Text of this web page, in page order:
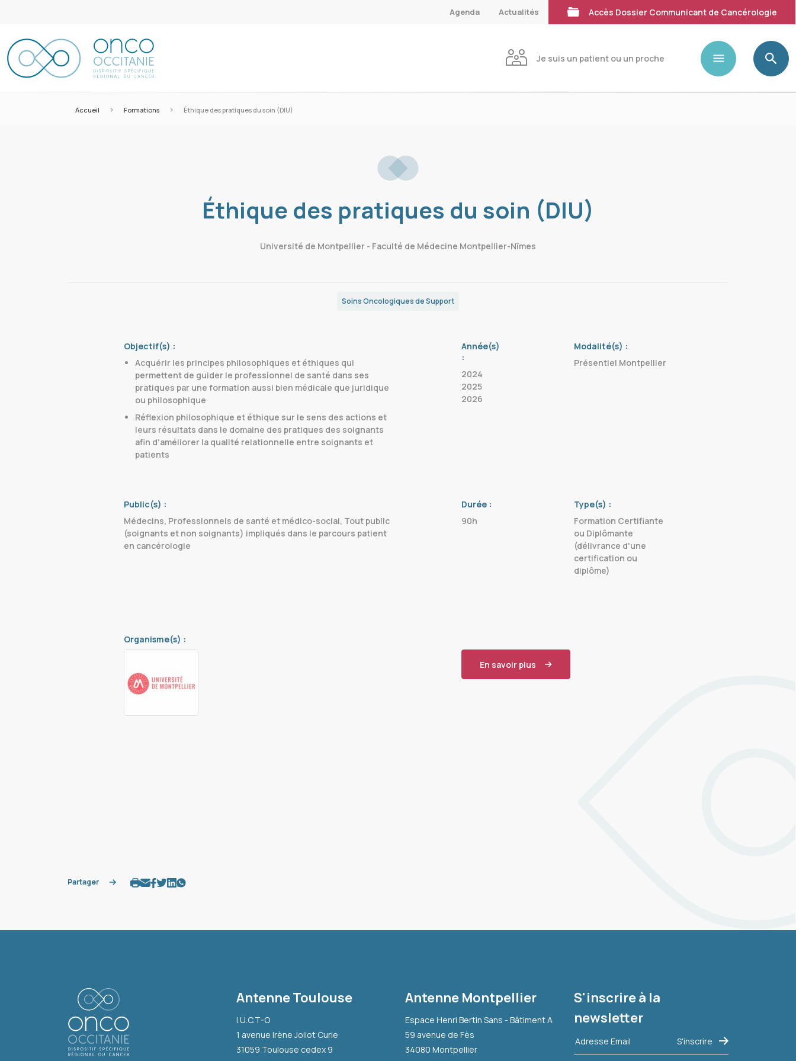
Agenda Actualités Accès Dossier Communicant de Cancérologie
Je suis un patient ou un proche
Accueil > Formations > Éthique des pratiques du soin (DIU)
Éthique des pratiques du soin (DIU)
Université de Montpellier - Faculté de Médecine Montpellier-Nîmes
Soins Oncologiques de Support
Objectif(s) :
Acquérir les principes philosophiques et éthiques qui
permettent de guider le professionnel de santé dans ses
pratiques par une formation aussi bien médicale que juridique
ou philosophique
Réflexion philosophique et éthique sur le sens des actions et
leurs résultats dans le domaine des pratiques des soignants
afin d'améliorer la qualité relationnelle entre soignants et
patients
Année(s)
:
2024
2025
2026
Modalité(s) :
Présentiel Montpellier
Public(s) :
Médecins, Professionnels de santé et médico-social, Tout public
(soignants et non soignants) impliqués dans le parcours patient
en cancérologie
Durée :
90h
Type(s) :
Formation Certifiante
ou Diplômante
(délivrance d'une
certification ou
diplôme)
Organisme(s) :
En savoir plus
Partager
Antenne Toulouse
I.U.C.T-O
1 avenue Irène Joliot Curie
31059 Toulouse cedex 9
Antenne Montpellier
Espace Henri Bertin Sans - Bâtiment A
59 avenue de Fès
34080 Montpellier
S'inscrire à la
newsletter